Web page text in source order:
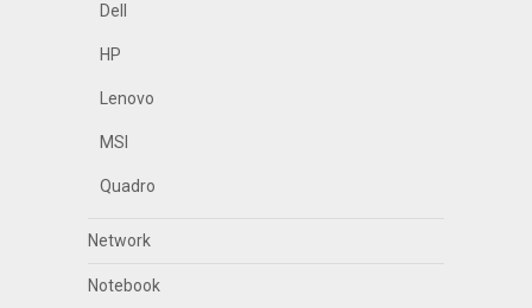
Dell
HP
Lenovo
MSI
Quadro
Network
Notebook